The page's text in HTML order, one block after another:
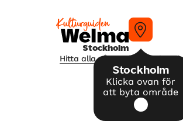
Stockholm
Stockholm
Klicka ovan för
att byta område
Hitta alla våra tips på